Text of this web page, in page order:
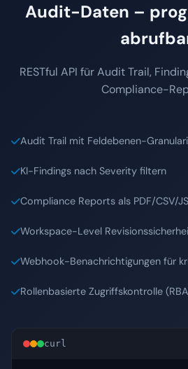
Audit-Daten –
RESTful API für Audit Trail,
Compliance-
Audit Trail mit Feldebenen-
KI-Findings nach Severity filtern
Compliance Reports als PDF/CSV/
Workspace-Level
Webhook-Benachrichtigungen für
Rollenbasierte Zugriffskontrolle
curl